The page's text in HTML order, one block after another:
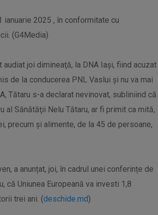
2025 , în conformitate cu
(G4Media)
joi dimineaţă, la DNA Iaşi, fiind acuzat
de la conducerea PNL Vaslui şi nu va mai
Tătaru s-a declarat nevinovat, subliniind că
al Sănătăţii Nelu Tătaru, ar fi primit ca mită,
precum şi alimente, de la 45 de persoane,
a anunțat, joi, în cadrul unei conferințe de
că Uniunea Europeană va investi 1,8
trei ani. (deschide.md)